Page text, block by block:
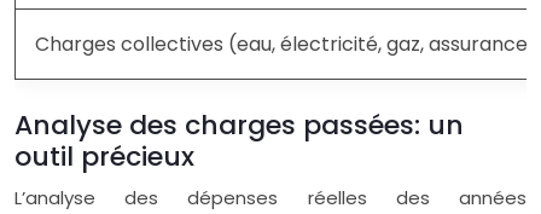
Charges collectives (eau, électricité, gaz, assurance)
Analyse des charges passées: un
outil précieux
L’analyse des dépenses réelles des années